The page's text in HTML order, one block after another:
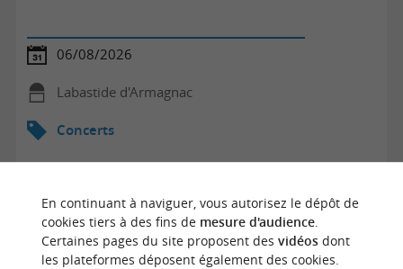
06/08/2026
Labastide d'Armagnac
Concerts
En continuant à naviguer, vous autorisez le dépôt de
cookies tiers à des fins de mesure d'audience.
Certaines pages du site proposent des vidéosdont
les plateformes déposent également des cookies.